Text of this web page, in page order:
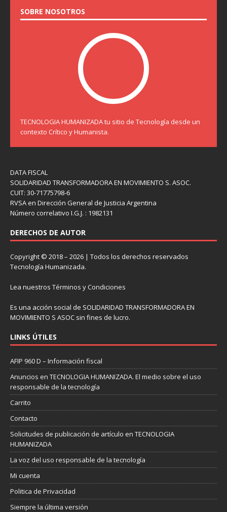
SOBRE NOSOTROS
TECNOLOGIA HUMANIZADA tu sitio de Tecnología desde un
contexto Crítico y Humanista.
DATA FISCAL
SOLIDARIDAD TRANSFORMADORA EN MOVIMIENTO S. ASOC.
CUIT: 30-71775798-6
RVSA en Dirección General de Justicia Argentina
Número correlativo I.G.J. : 1982131
DERECHOS DE AUTOR
Copyright © 2018 – 2026 | Todos los derechos reservados
Tecnología Humanizada.
Lea nuestros Términos y Condiciones
Es una acción social de SOLIDARIDAD TRANSFORMADORA EN
MOVIMIENTO S ASOC sin fines de lucro.
LINKS ÚTILES
AFIP 960 D – Información fiscal
Anuncios en TECNOLOGIA HUMANIZADA. El medio sobre el uso
responsable de la tecnología
Carrito
Contacto
Solicitudes de publicación de artículo en TECNOLOGIA
HUMANIZADA
La voz del uso responsable de la tecnología
Mi cuenta
Politica de Privacidad
Siempre la última versión